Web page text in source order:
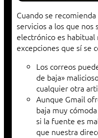
Cuando se
servicios a los que
electrónico es habitual
excepciones que sí se
Los correos
de baja»
cualquier otra
Aunque Gmail
baja muy
si la fuente es
que nuestra